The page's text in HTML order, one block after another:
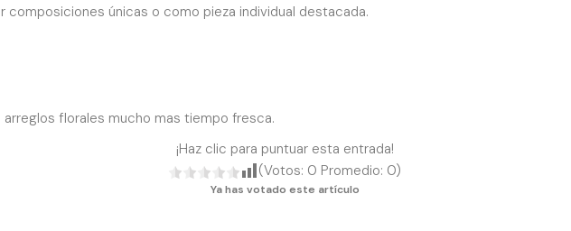
composiciones únicas o como pieza individual destacada.
arreglos florales mucho mas tiempo fresca.
¡Haz clic para puntuar esta entrada!
(Votos: 0 Promedio: 0)
Ya has votado este artículo